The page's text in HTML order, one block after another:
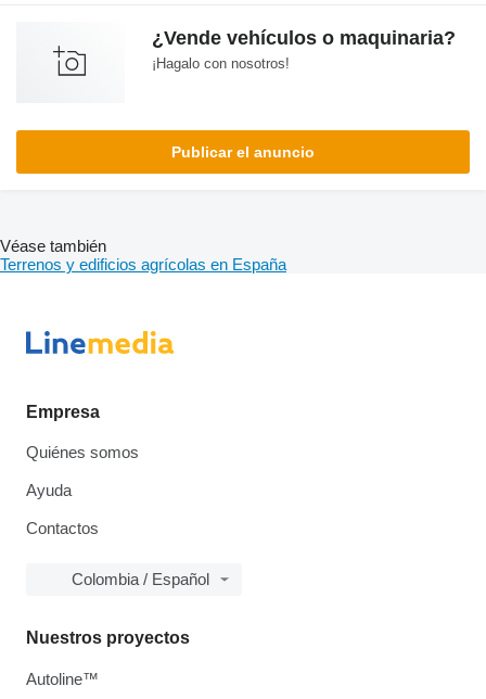
¿Vende vehículos o maquinaria?
¡Hagalo con nosotros!
Publicar el anuncio
Véase también
Terrenos y edificios agrícolas en España
Empresa
Quiénes somos
Ayuda
Contactos
Colombia / Español
Nuestros proyectos
Autoline™